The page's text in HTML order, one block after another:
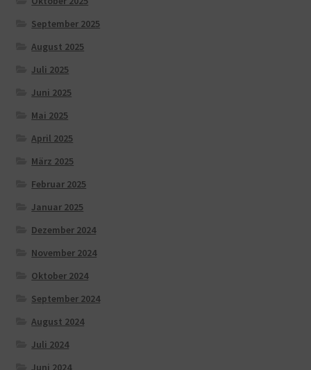
September 2025
August 2025
Juli 2025
Juni 2025
Mai 2025
April 2025
März 2025
Februar 2025
Januar 2025
Dezember 2024
November 2024
Oktober 2024
September 2024
August 2024
Juli 2024
Juni 2024